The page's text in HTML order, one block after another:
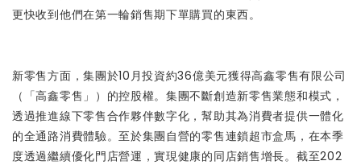
更快收到他們在第一輪銷售期下單購買的東西。
新零售方面，集團於10月投資約36億美元獲得高鑫零售有限公司
（「高鑫零售」）的控股權。集團不斷創造新零售業態和模式，
透過推進線下零售合作夥伴數字化，幫助其為消費者提供一體化
的全通路消費體驗。至於集團自營的零售連鎖超市盒馬，在本季
度透過繼續優化門店營運，實現健康的同店銷售增長。截至202